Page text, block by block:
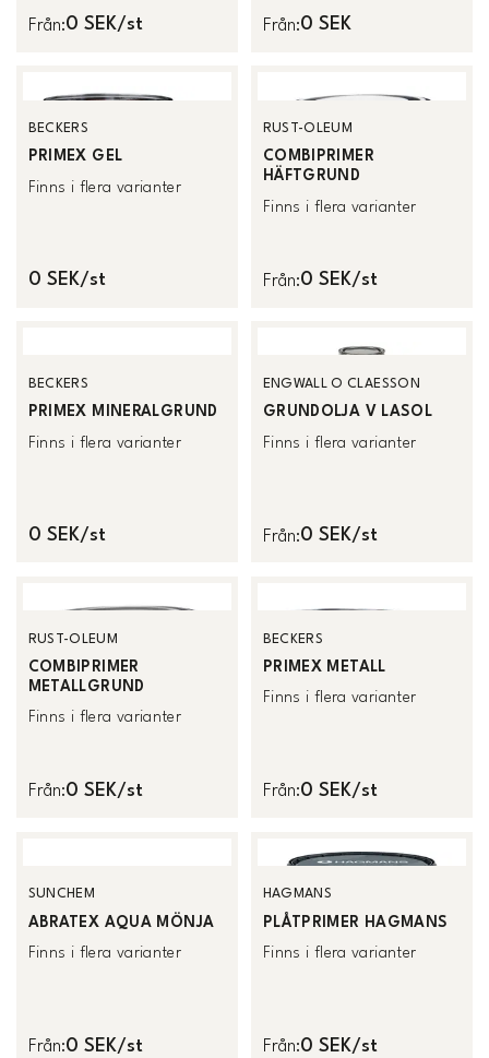
Från:0 SEK/st Från:0 SEK
BECKERS
PRIMEX GEL
Finns i flera varianter
0 SEK/st
RUST-OLEUM
COMBIPRIMER
HÄFTGRUND
Finns i flera varianter
Från:0 SEK/st
BECKERS
PRIMEX MINERALGRUND
Finns i flera varianter
0 SEK/st
ENGWALL O CLAESSON
GRUNDOLJA V LASOL
Finns i flera varianter
Från:0 SEK/st
RUST-OLEUM
COMBIPRIMER
METALLGRUND
Finns i flera varianter
Från:0 SEK/st
BECKERS
PRIMEX METALL
Finns i flera varianter
Från:0 SEK/st
SUNCHEM
ABRATEX AQUA MÖNJA
Finns i flera varianter
Från:0 SEK/st
HAGMANS
PLÅTPRIMER HAGMANS
Finns i flera varianter
Från:0 SEK/st